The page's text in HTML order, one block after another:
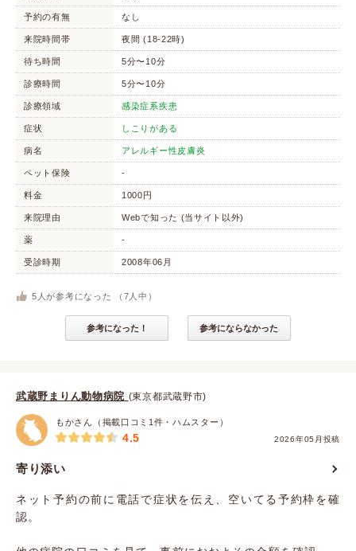
予約の有無 なし
来院時間帯 夜間 (18-22時)
待ち時間 5分〜10分
診療時間 5分〜10分
診療領域 感染症系疾患
症状 しこりがある
病名 アレルギー性皮膚炎
ペット保険 -
料金 1000円
来院理由 Webで知った (当サイト以外)
薬 -
受診時期 2008年06月
5 人が参考になった （ 7 人中）
参考になった！ 参考にならなかった
武蔵野まりん動物病院 (東京都武蔵野市)
もかさん（掲載口コミ1件・ハムスター）
2026年05月投稿
4.5
寄り添い
ネット予約の前に電話で症状を伝え、空いてる予約枠を確
認。